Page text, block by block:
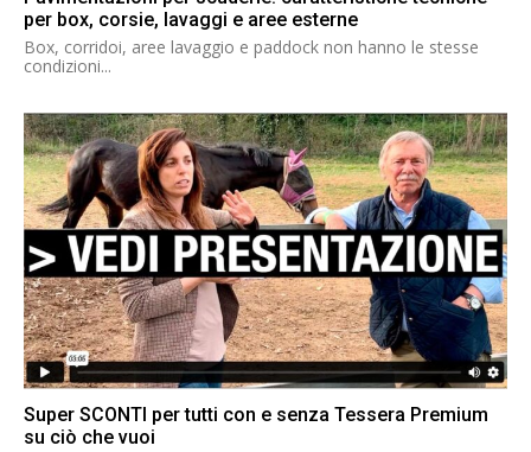
per box, corsie, lavaggi e aree esterne
Box, corridoi, aree lavaggio e paddock non hanno le stesse
condizioni...
Super SCONTI per tutti con e senza Tessera Premium
su ciò che vuoi